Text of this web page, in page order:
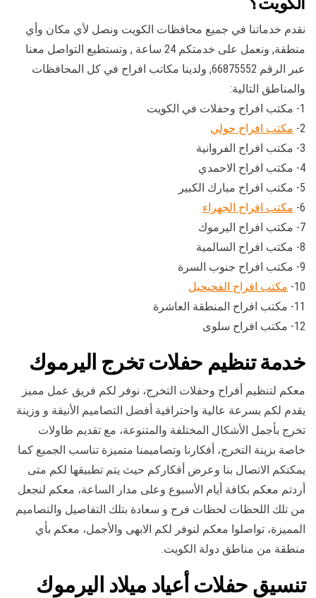
نقدم خدماتنا في جميع محافظات الكويت ونصل لأي مكان وأي
منطقة, ونعمل على خدمتكم 24 ساعة , وتستطيع التواصل معنا
عبر الرقم 66875552, ولدينا مكاتب افراح في كل المحافظات
والمناطق التالية:
1- مكتب افراح وحفلات في الكويت
2- مكتب افراح حولي
3- مكتب افراح الفروانية
4- مكتب افراح الاحمدي
5- مكتب افراح مبارك الكبير
6- مكتب افراح الجهراء
7- مكتب افراح اليرموك
8- مكتب افراح السالمية
9- مكتب افراح جنوب السرة
10- مكتب افراح الفحيحيل
11- مكتب افراح المنطقة العاشرة
12- مكتب افراح سلوى
خدمة تنظيم حفلات تخرج اليرموك
معكم لتنظيم أفراح وحفلات التخرج، نوفر لكم فريق عمل مميز
يقدم لكم بسرعة عالية واحترافية أفضل التصاميم الأنيقة و وزينة
تخرج بأجمل الأشكال المختلفة والمتنوعة، مع تقديم طاولات
خاصة بزينة التخرج، أفكارنا وتصاميمنا متميزة تناسب الجميع كما
يمكنكم الاتصال بنا وعرض أفكاركم حيث يتم تطبيقها لكم متى
أردتم معكم بكافة أيام الأسبوع وعلى مدار الساعة، معكم لنجعل
من تلك اللحظات لحظات فرح و سعادة بتلك التفاصيل والتصاميم
المميزة، تواصلوا معكم لنوفر لكم الابهى والأجمل، معكم بأي
منطقة من مناطق دولة الكويت.
تنسيق حفلات أعياد ميلاد اليرموك